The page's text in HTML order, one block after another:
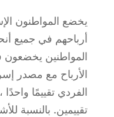
يخضع المواطنون
أرباحهم في جميع
المواطنين
الأرباح مع مصدر
الفردي تقييمًا
تقييمين. بالنسبة